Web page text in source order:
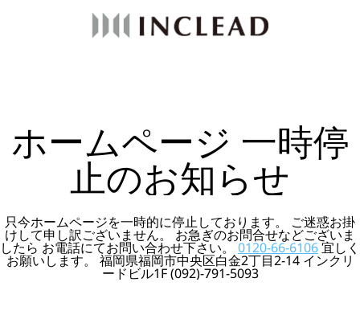
ホームページ 一時停
止のお知らせ
只今ホームページを一時的に停止しております。 ご迷惑お掛
けして申し訳ございません。 お急ぎのお問合せなどございま
したら お電話にてお問い合わせ下さい。0120-66-6106宜しく
お願いします。 福岡県福岡市中央区白金2丁目2-14 インクリ
ードビル1F (092)-791-5093